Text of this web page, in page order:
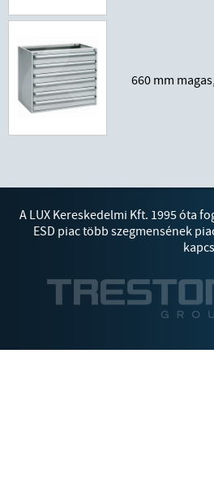
660 mm
A LUX Kereskedelmi Kft. 1995 óta
ESD piac több szegmensének